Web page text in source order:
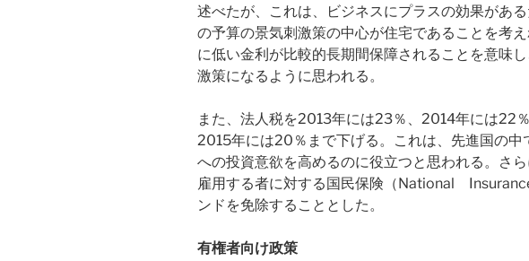
述べたが、これは、ビジネスにプラスの効果があ
の予算の景気刺激策の中心が住宅であることを考
に低い金利が比較的長期間保障されることを意味
激策になるように思われる。
また、法人税を2013年には23％、2014年には22
2015年には20％まで下げる。これは、先進国の中
への投資意欲を高めるのに役立つと思われる。さ
雇用する者に対する国民保険（National
ンドを免除することとした。
有権者向け政策